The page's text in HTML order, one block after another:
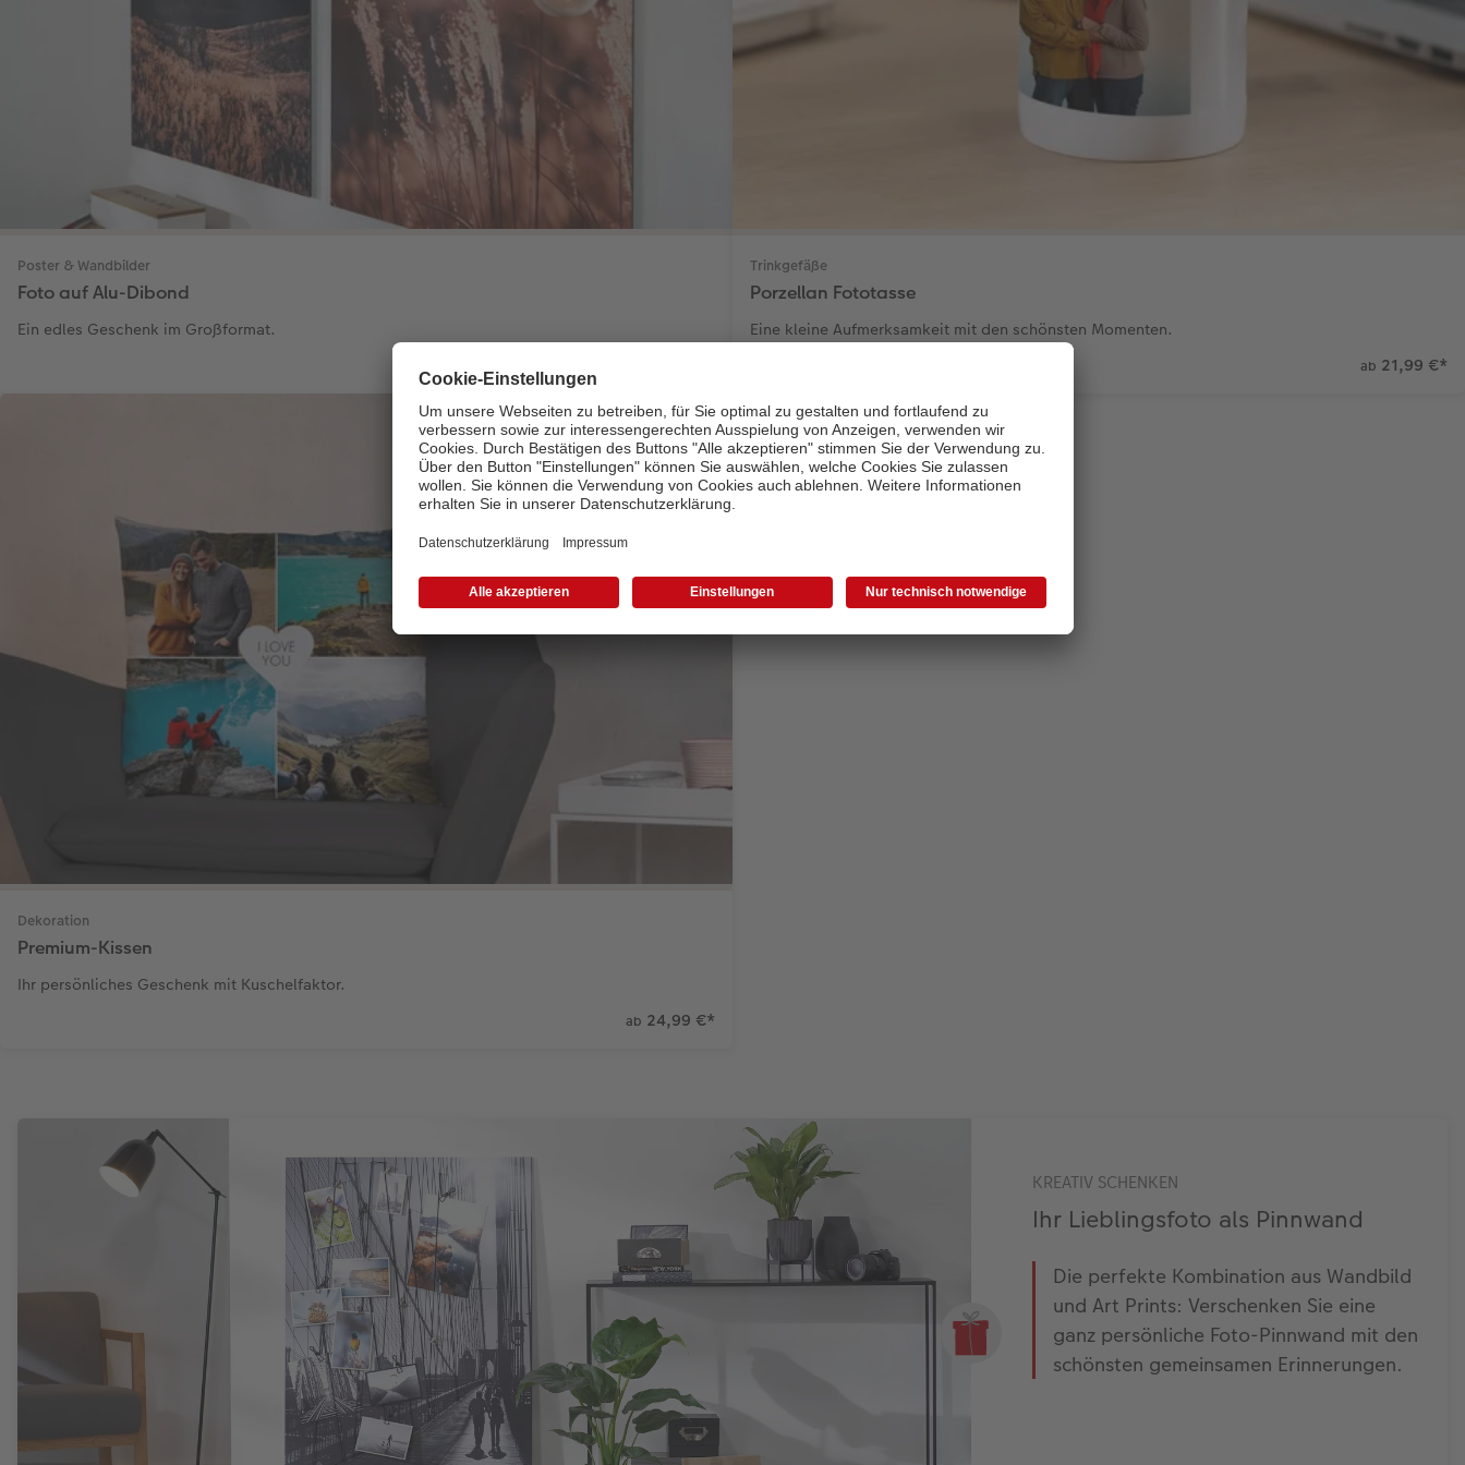
Poster & Wandbilder
Foto auf Alu-Dibond
Ein edles Geschenk im Großformat.
Trinkgefäße
Porzellan Fototasse
Eine kleine Aufmerksamkeit mit den schönsten Momenten.
ab 21,99 €*
Dekoration
Premium-Kissen
Ihr persönliches Geschenk mit Kuschelfaktor.
ab 24,99 €*
KREATIV SCHENKEN
Ihr Lieblingsfoto als Pinnwand
Die perfekte Kombination aus Wandbild
und Art Prints: Verschenken Sie eine
ganz persönliche Foto-Pinnwand mit den
schönsten gemeinsamen Erinnerungen.